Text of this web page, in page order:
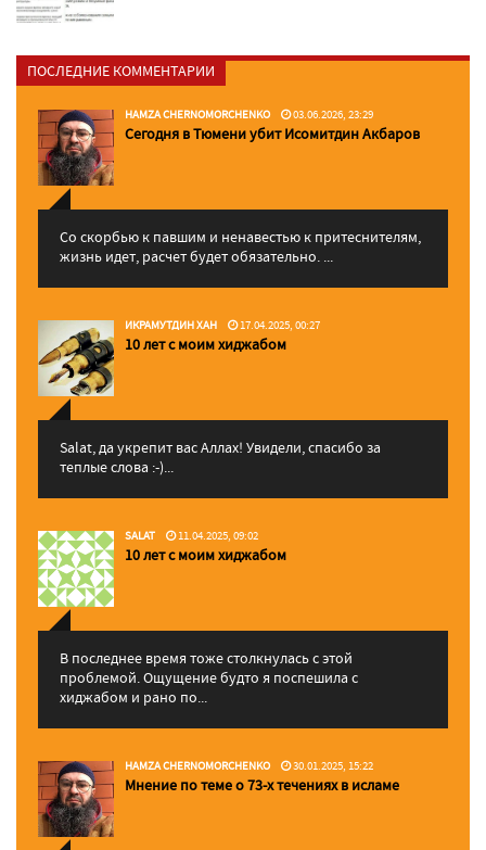
ПОСЛЕДНИЕ КОММЕНТАРИИ
HAMZA CHERNOMORCHENKO 03.06.2026, 23:29
Сегодня в Тюмени убит Исомитдин Акбаров
Со скорбью к павшим и ненавестью к притеснителям,
жизнь идет, расчет будет обязательно. ...
ИКРАМУТДИН ХАН 17.04.2025, 00:27
10 лет с моим хиджабом
Salat, да укрепит вас Аллаx! Увидели, спасибо за
теплые слова :-)...
SALAT 11.04.2025, 09:02
10 лет с моим хиджабом
В последнее время тоже столкнулась с этой
проблемой. Ощущение будто я поспешила с
хиджабом и рано по...
HAMZA CHERNOMORCHENKO 30.01.2025, 15:22
Мнение по теме о 73-х течениях в исламе